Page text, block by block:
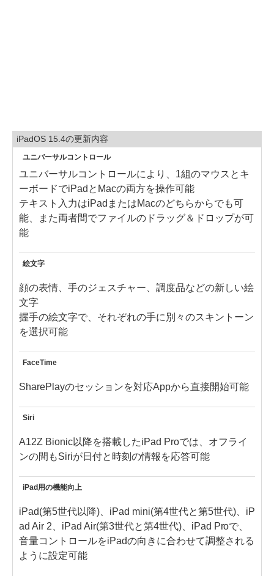
iPadOS 15.4の更新内容
ユニバーサルコントロール
ユニバーサルコントロールにより、1組のマウスとキ
ーボードでiPadとMacの両方を操作可能
テキスト入力はiPadまたはMacのどちらからでも可
能、また両者間でファイルのドラッグ＆ドロップが可
能
絵文字
顔の表情、手のジェスチャー、調度品などの新しい絵
文字
握手の絵文字で、それぞれの手に別々のスキントーン
を選択可能
FaceTime
SharePlayのセッションを対応Appから直接開始可能
Siri
A12Z Bionic以降を搭載したiPad Proでは、オフライ
ンの間もSiriが日付と時刻の情報を応答可能
iPad用の機能向上
iPad(第5世代以降)、iPad mini(第4世代と第5世代)、iP
ad Air 2、iPad Air(第3世代と第4世代)、iPad Proで、
音量コントロールをiPadの向きに合わせて調整される
ように設定可能